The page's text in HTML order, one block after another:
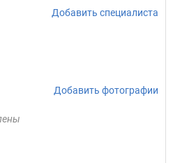
Добавить специалиста
Добавить фотографии